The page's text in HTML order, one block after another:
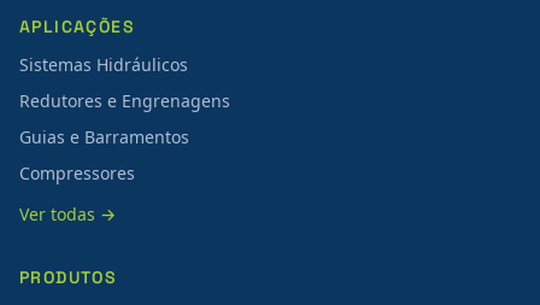
APLICAÇÕES
Sistemas Hidráulicos
Redutores e Engrenagens
Guias e Barramentos
Compressores
Ver todas →
PRODUTOS